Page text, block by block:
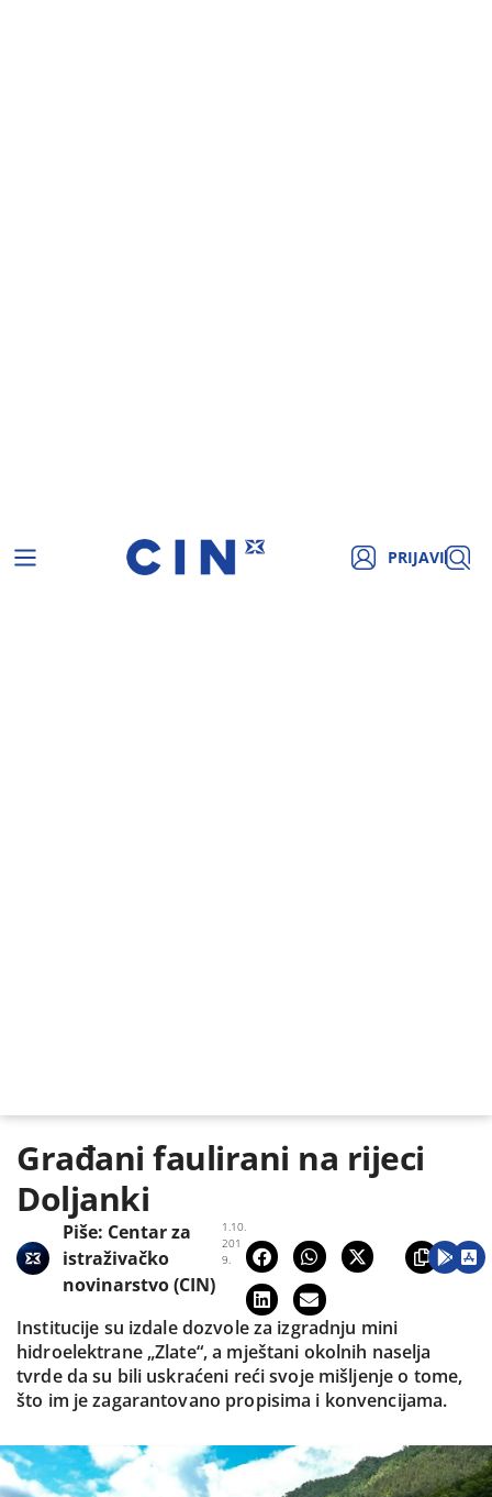
PRIJAVI
Građani faulirani na rijeci
Doljanki
1.10.
201
9.
Piše: Centar za
istraživačko
novinarstvo (CIN)
Institucije su izdale dozvole za izgradnju mini
hidroelektrane „Zlate“, a mještani okolnih naselja
tvrde da su bili uskraćeni reći svoje mišljenje o tome,
što im je zagarantovano propisima i konvencijama.